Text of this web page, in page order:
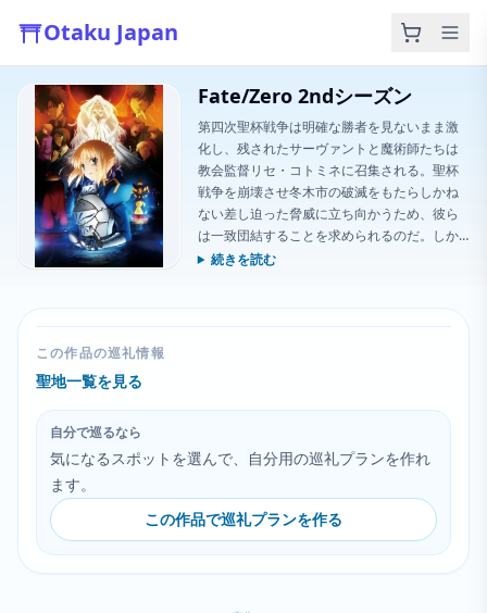
Otaku Japan
Fate/Zero 2ndシーズン
第四次聖杯戦争は明確な勝者を見ないまま激
化し、残されたサーヴァントと魔術師たちは
教会監督リセ・コトミネに召集される。聖杯
戦争を崩壊させ冬木市の破滅をもたらしかね
ない差し迫った脅威に立ち向かうため、彼ら
は一致団結することを求められるのだ。しか
し不安定な休戦はすぐに崩れ落ちる。魔術師
いの種は衛宮切嗣と彼のサーヴァント・セイ
続きを読む
この作品の巡礼情報
聖地一覧を見る
自分で巡るなら
気になるスポットを選んで、自分用の巡礼プランを作れ
ます。
この作品で巡礼プランを作る